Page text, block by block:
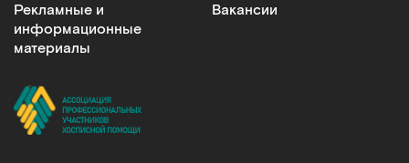
Рекламные и
информационные
материалы
Вакансии